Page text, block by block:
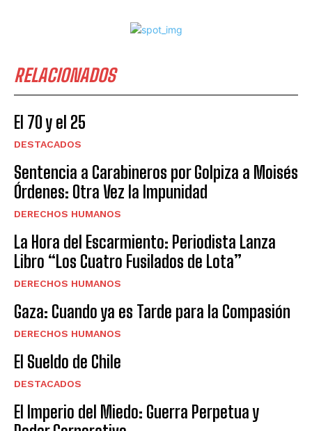
RELACIONADOS
El 70 y el 25
DESTACADOS
Sentencia a Carabineros por Golpiza a Moisés
Órdenes: Otra Vez la Impunidad
DERECHOS HUMANOS
La Hora del Escarmiento: Periodista Lanza
Libro “Los Cuatro Fusilados de Lota”
DERECHOS HUMANOS
Gaza: Cuando ya es Tarde para la Compasión
DERECHOS HUMANOS
El Sueldo de Chile
DESTACADOS
El Imperio del Miedo: Guerra Perpetua y